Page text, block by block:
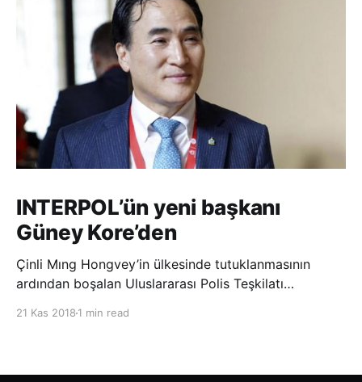
INTERPOL’ün yeni başkanı
Güney Kore’den
Çinli Mıng Hongvey’in ülkesinde tutuklanmasının
ardından boşalan Uluslararası Polis Teşkilatı
21 Kas 2018 1 min read